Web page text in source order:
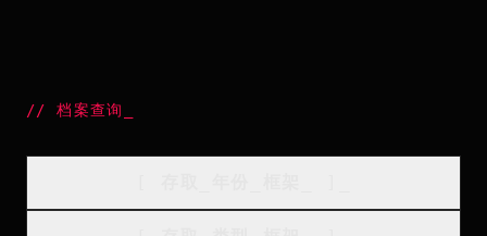
//档案查询